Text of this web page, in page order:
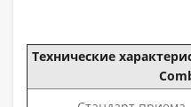
Технические